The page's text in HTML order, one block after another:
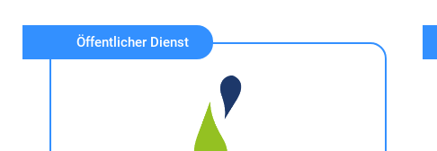
gesamten Kläranlagegeplant. Dieser
beinhaltet den Neubau einer Rechen- , Sand-
und Fettfanganlage, eine eigene
Schlammentwässerung, den Umbau des
Kombibeckens zum reinen Belebungsbecken,
den Neubau eines separaten Nachklärbeckens
sowie die Erneuerung des Betriebsgebäudes.
Öffentlicher Dienst